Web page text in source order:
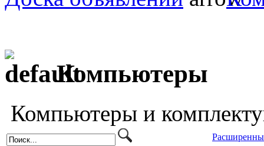
Компьютеры
Компьютеры и